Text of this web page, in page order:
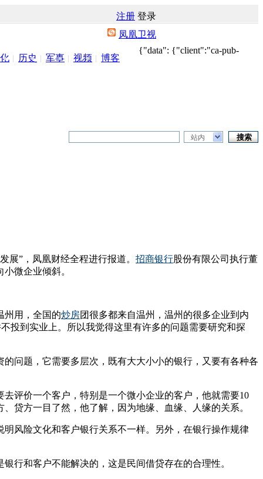
注册 登录
凤凰卫视
历史 军事 视频
博客
{"data": {"client":"ca-pub-
站内
展”，凤凰财经全程进行报道。 招商银行股份有限公司执行董
微企业倾斜。
州用，全国的炒房团很多都来自温州，温州的很多企业到内
投到实业上。所以我觉得这里有许多的问题需要研究和探
问题，它需要多层次，既有大大小小的银行，又要有各种各
评价一个客户，特别是一个微小企业的客户，他就需要10
贷方一目了然，他了解，因为地缘、血缘、人缘的关系。
风险文化和客户银行关系不一样。另外，在银行操作规律
行和客户不能解决的，这是民间借贷存在的合理性。